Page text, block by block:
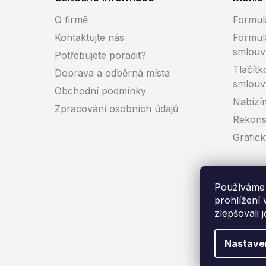
prohlížení
zlepšovali
O firmě
Kontaktujte nás
Potřebujete poradit?
Doprava a odběrná místa
Obchodní podmínky
Zpracování osobních údajů